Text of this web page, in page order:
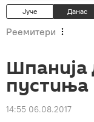
Јуче Данас
Реемитери
Шпанија
пустиња
14:55 06.08.2017